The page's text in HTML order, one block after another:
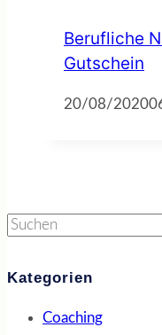
Berufliche
Gutschein
20/08/2020
Suchen
Kategorien
Coaching